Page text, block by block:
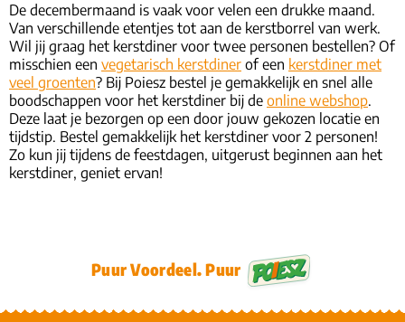
De decembermaand is vaak voor velen een drukke maand.
Van verschillende etentjes tot aan de kerstborrel van werk.
Wil jij graag het kerstdiner voor twee personen bestellen? Of
misschien een vegetarisch kerstdiner of een kerstdiner met
veel groenten? Bij Poiesz bestel je gemakkelijk en snel alle
boodschappen voor het kerstdiner bij de online webshop.
Deze laat je bezorgen op een door jouw gekozen locatie en
tijdstip. Bestel gemakkelijk het kerstdiner voor 2 personen!
Zo kun jij tijdens de feestdagen, uitgerust beginnen aan het
kerstdiner, geniet ervan!
Puur Voordeel. Puur